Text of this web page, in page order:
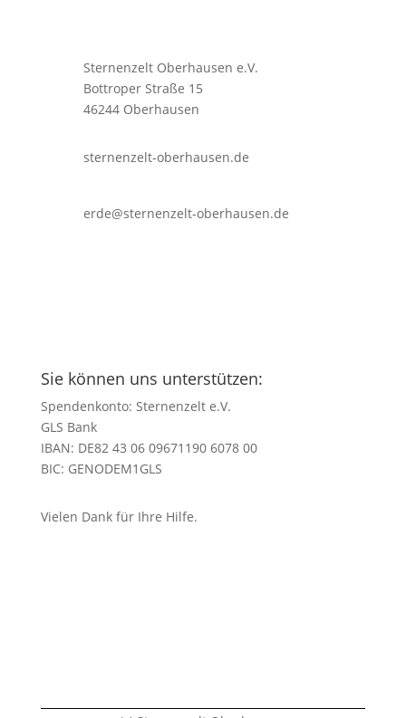
Sternenzelt Oberhausen e.V.
Bottroper Straße 15
46244 Oberhausen
sternenzelt-oberhausen.de
erde@sternenzelt-oberhausen.de
Sie können uns unterstützen:
Spendenkonto: Sternenzelt e.V.
GLS Bank
IBAN: DE82 43 06 09671190 6078 00
BIC: GENODEM1GLS
Vielen Dank für Ihre Hilfe.